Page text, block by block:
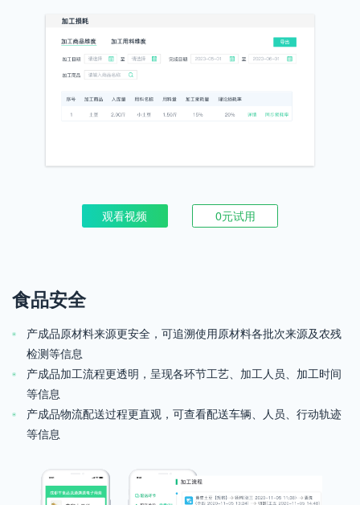
观看视频 0元试用
食品安全
产成品原材料来源更安全，可追溯使用原材料各批次来源及农残
检测等信息
产成品加工流程更透明，呈现各环节工艺、加工人员、加工时间
等信息
产成品物流配送过程更直观，可查看配送车辆、人员、行动轨迹
等信息